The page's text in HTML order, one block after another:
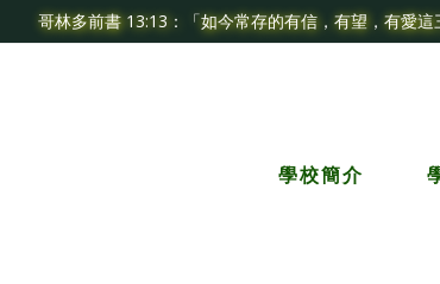
哥林多前書 13:13：「如今常存的有信，有望，有愛這
學校簡介